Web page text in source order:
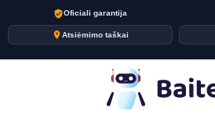
verified_userOficiali garantija
placeAtsiėmimo taškai